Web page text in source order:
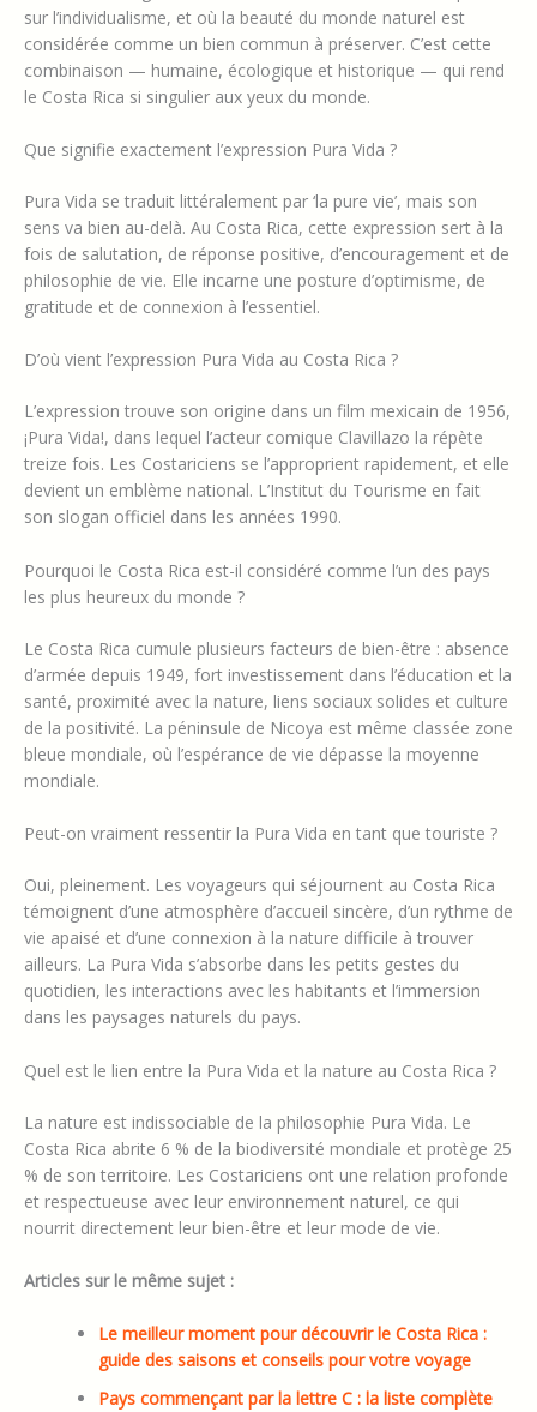
sur l’individualisme, et où la beauté du monde naturel est
considérée comme un bien commun à préserver. C’est cette
combinaison — humaine, écologique et historique — qui rend
le Costa Rica si singulier aux yeux du monde.
Que signifie exactement l’expression Pura Vida ?
Pura Vida se traduit littéralement par ‘la pure vie’, mais son
sens va bien au-delà. Au Costa Rica, cette expression sert à la
fois de salutation, de réponse positive, d’encouragement et de
philosophie de vie. Elle incarne une posture d’optimisme, de
gratitude et de connexion à l’essentiel.
D’où vient l’expression Pura Vida au Costa Rica ?
L’expression trouve son origine dans un film mexicain de 1956,
¡Pura Vida!, dans lequel l’acteur comique Clavillazo la répète
treize fois. Les Costariciens se l’approprient rapidement, et elle
devient un emblème national. L’Institut du Tourisme en fait
son slogan officiel dans les années 1990.
Pourquoi le Costa Rica est-il considéré comme l’un des pays
les plus heureux du monde ?
Le Costa Rica cumule plusieurs facteurs de bien-être : absence
d’armée depuis 1949, fort investissement dans l’éducation et la
santé, proximité avec la nature, liens sociaux solides et culture
de la positivité. La péninsule de Nicoya est même classée zone
bleue mondiale, où l’espérance de vie dépasse la moyenne
mondiale.
Peut-on vraiment ressentir la Pura Vida en tant que touriste ?
Oui, pleinement. Les voyageurs qui séjournent au Costa Rica
témoignent d’une atmosphère d’accueil sincère, d’un rythme de
vie apaisé et d’une connexion à la nature difficile à trouver
ailleurs. La Pura Vida s’absorbe dans les petits gestes du
quotidien, les interactions avec les habitants et l’immersion
dans les paysages naturels du pays.
Quel est le lien entre la Pura Vida et la nature au Costa Rica ?
La nature est indissociable de la philosophie Pura Vida. Le
Costa Rica abrite 6 % de la biodiversité mondiale et protège 25
% de son territoire. Les Costariciens ont une relation profonde
et respectueuse avec leur environnement naturel, ce qui
nourrit directement leur bien-être et leur mode de vie.
Articles sur le même sujet :
Le meilleur moment pour découvrir le Costa Rica :
guide des saisons et conseils pour votre voyage
Pays commençant par la lettre C : la liste complète